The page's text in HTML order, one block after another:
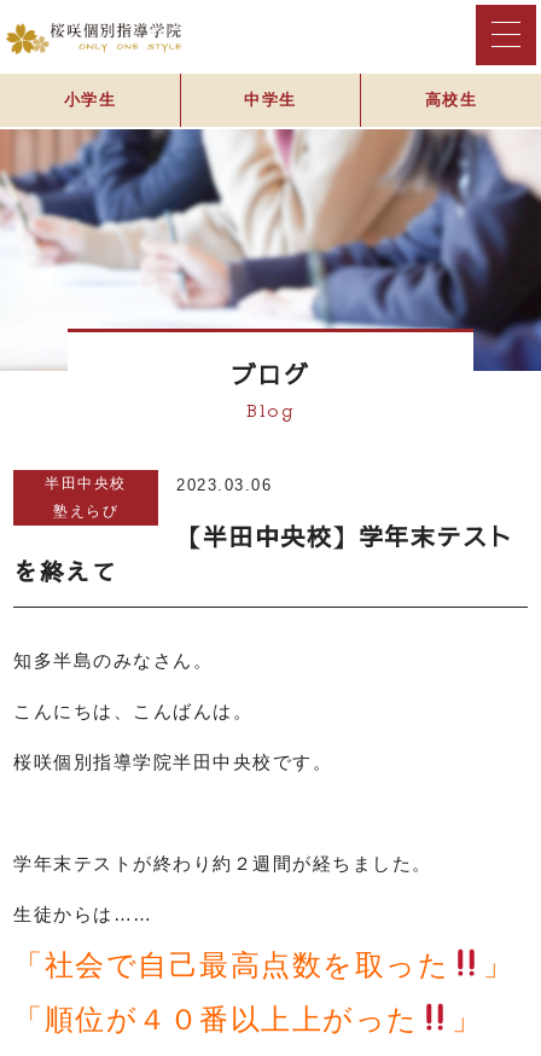
小学生 中学生 高校生
ブログ
Blog
半田中央校
塾えらび
2023.03.06
【半田中央校】学年末テスト
を終えて
知多半島のみなさん。
こんにちは、こんばんは。
桜咲個別指導学院半田中央校です。
学年末テストが終わり約２週間が経ちました。
生徒からは……
「社会で自己最高点数を取った
」
「順位が４０番以上上がった
」